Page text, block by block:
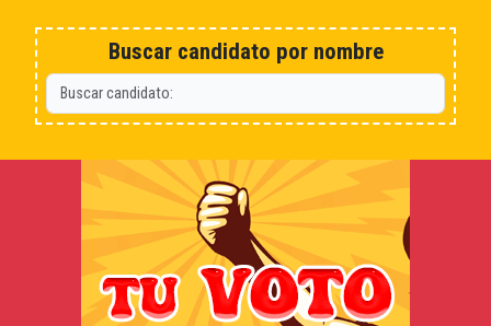
Buscar candidato por nombre